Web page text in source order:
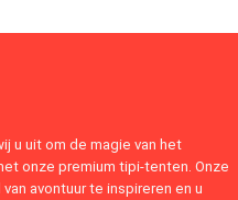
u uit om de magie van het
onze premium tipi-tenten. Onze
avontuur te inspireren en u